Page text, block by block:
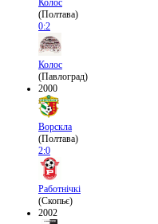
Колос
(Полтава)
0:2
Колос
(Павлоград)
2000
Ворскла
(Полтава)
2:0
Работнічкі
(Скопьє)
2002